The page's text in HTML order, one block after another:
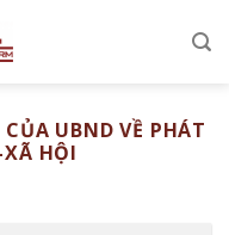
UBND VỀ PHÁT
HỘI